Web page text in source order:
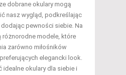
dobrane okulary mogą
nasz wygląd, podkreślając
pewności siebie. Na
różnorodne modele, które
zarówno miłośników
elegancki look.
idealne okulary dla siebie i